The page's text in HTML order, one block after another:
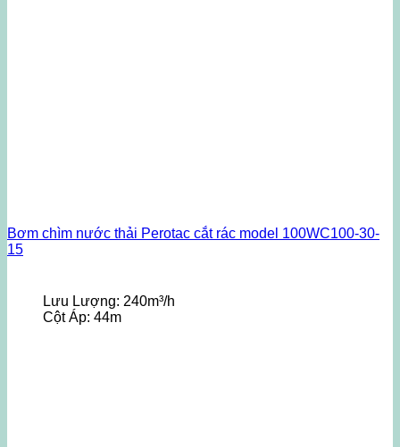
Bơm chìm nước thải Perotac cắt rác model 100WC100-30-
15
Lưu Lượng: 240m³/h
Cột Áp: 44m